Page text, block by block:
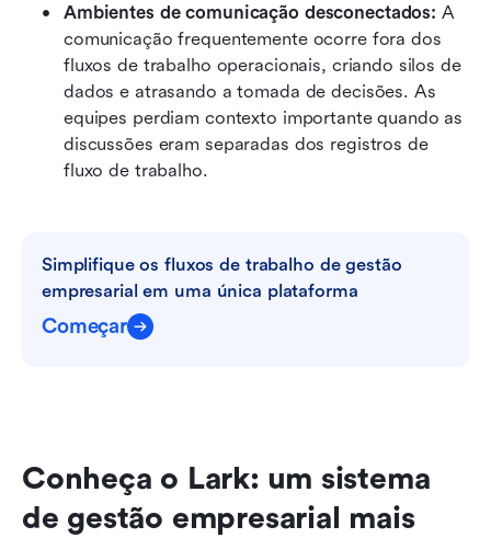
Ambientes de comunicação desconectados: A
comunicação frequentemente ocorre fora dos
fluxos de trabalho operacionais, criando silos de
dados e atrasando a tomada de decisões. As
equipes perdiam contexto importante quando as
discussões eram separadas dos registros de
fluxo de trabalho.
Simplifique os fluxos de trabalho de gestão
empresarial em uma única plataforma
Começar
Conheça o Lark: um sistema
de gestão empresarial mais